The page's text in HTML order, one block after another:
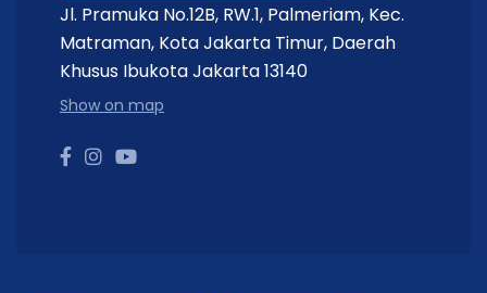
Jl. Pramuka No.12B, RW.1, Palmeriam, Kec.
Matraman, Kota Jakarta Timur, Daerah
Khusus Ibukota Jakarta 13140
Show on map